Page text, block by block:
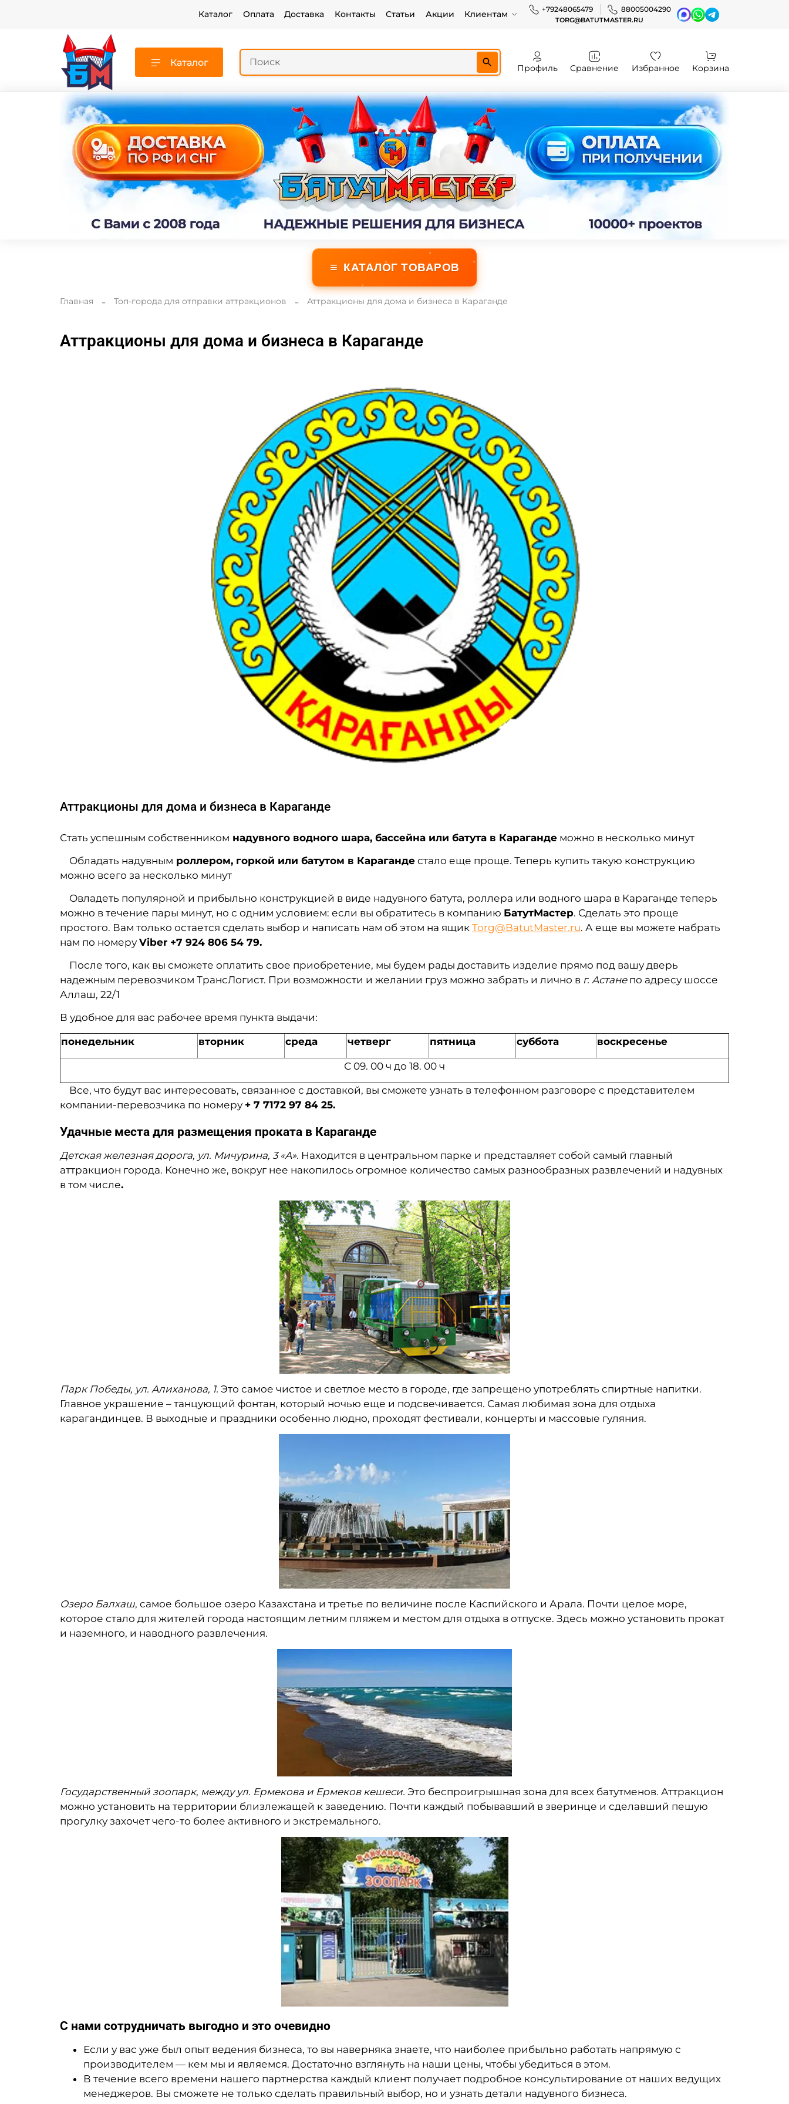
Каталог Оплата Доставка Контакты Статьи Акции Клиентам +79248065479 88005004290
TORG@BATUTMASTER.RU
Каталог
Профиль Сравнение Избранное Корзина
≡ КАТАЛОГ ТОВАРОВ
Главная Топ-города для отправки аттракционов Аттракционы для дома и бизнеса в Караганде
Аттракционы для дома и бизнеса в Караганде
Аттракционы для дома и бизнеса в Караганде
Стать успешным собственником надувного водного шара, бассейна или батута в Караганде можно в несколько минут
Обладать надувным роллером, горкой или батутом в Караганде стало еще проще. Теперь купить такую конструкцию
можно всего за несколько минут
Овладеть популярной и прибыльно конструкцией в виде надувного батута, роллера или водного шара в Караганде теперь
можно в течение пары минут, но с одним условием: если вы обратитесь в компанию БатутМастер. Сделать это проще
простого. Вам только остается сделать выбор и написать нам об этом на ящик Torg@BatutMaster.ru. А еще вы можете набрать
нам по номеруViber +7 924 806 54 79.
После того, как вы сможете оплатить свое приобретение, мы будем рады доставить изделие прямо под вашу дверь
надежным перевозчиком ТрансЛогист. При возможности и желании груз можно забрать и лично в г. Астанепо адресу шоссе
Аллаш, 22/1
В удобное для вас рабочее время пункта выдачи:
понедельник вторник среда четверг пятница суббота воскресенье
С 09. 00 ч до 18. 00 ч
Все, что будут вас интересовать, связанное с доставкой, вы сможете узнать в телефонном разговоре с представителем
компании-перевозчика по номеру + 7 7172 97 84 25.
Удачные места для размещения проката в Караганде
Детская железная дорога, ул. Мичурина, 3 «А». Находится в центральном парке и представляет собой самый главный
аттракцион города. Конечно же, вокруг нее накопилось огромное количество самых разнообразных развлечений и надувных
в том числе.
Парк Победы, ул. Алиханова, 1. Это самое чистое и светлое место в городе, где запрещено употреблять спиртные напитки.
Главное украшение – танцующий фонтан, который ночью еще и подсвечивается. Самая любимая зона для отдыха
карагандинцев. В выходные и праздники особенно людно, проходят фестивали, концерты и массовые гуляния.
Озеро Балхаш, самое большое озеро Казахстана и третье по величине после Каспийского и Арала. Почти целое море,
которое стало для жителей города настоящим летним пляжем и местом для отдыха в отпуске. Здесь можно установить прокат
и наземного, и наводного развлечения.
Государственный зоопарк, между ул. Ермекова и Ермеков кешеси. Это беспроигрышная зона для всех батутменов. Аттракцион
можно установить на территории близлежащей к заведению. Почти каждый побывавший в зверинце и сделавший пешую
прогулку захочет чего-то более активного и экстремального.
С нами сотрудничать выгодно и это очевидно
Если у вас уже был опыт ведения бизнеса, то вы наверняка знаете, что наиболее прибыльно работать напрямую с
производителем — кем мы и являемся. Достаточно взглянуть на наши цены, чтобы убедиться в этом.
В течение всего времени нашего партнерства каждый клиент получает подробное консультирование от наших ведущих
менеджеров. Вы сможете не только сделать правильный выбор, но и узнать детали надувного бизнеса.